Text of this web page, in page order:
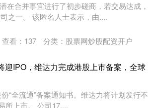
在合并事宜进行了初步磋商，若交易达成，
之一。 该匿名人士表示，由....
查看： 137 分类： 股票网炒股配资开户
IPO，维达力完成港股上市备案，全球
“全流通”备案通知书。维达力将计划发行不
所上市。 公司17....